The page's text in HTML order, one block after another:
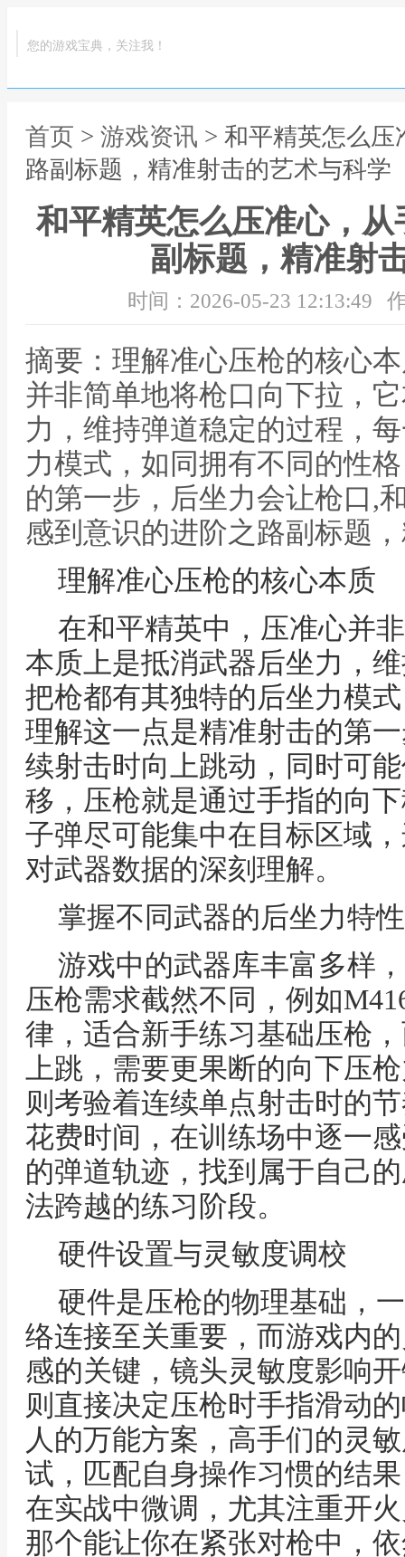
您的游戏宝典，关注我！
首页 > 游戏资讯 > 和平精英怎么
路副标题，精准射击的艺术与科学
和平精英怎么压准心，
副标题，精准射
时间：2026-05-23 12:13:49
摘要：理解准心压枪的核心
并非简单地将枪口向下拉，
力，维持弹道稳定的过程，
力模式，如同拥有不同的性
的第一步，后坐力会让枪口,
感到意识的进阶之路副标题
理解准心压枪的核心本质
在和平精英中，压准心并
本质上是抵消武器后坐力，
把枪都有其独特的后坐力模
理解这一点是精准射击的第
续射击时向上跳动，同时可
移，压枪就是通过手指的向
子弹尽可能集中在目标区域
对武器数据的深刻理解。
掌握不同武器的后坐力特性
游戏中的武器库丰富多样
压枪需求截然不同，例如
律，适合新手练习基础压枪
上跳，需要更果断的向下压
则考验着连续单点射击时的
花费时间，在训练场中逐一
的弹道轨迹，找到属于自己
法跨越的练习阶段。
硬件设置与灵敏度调校
硬件是压枪的物理基础，
络连接至关重要，而游戏内
感的关键，镜头灵敏度影响
则直接决定压枪时手指滑动
人的万能方案，高手们的灵
试，匹配自身操作习惯的结
在实战中微调，尤其注重开
那个能让你在紧张对枪中，